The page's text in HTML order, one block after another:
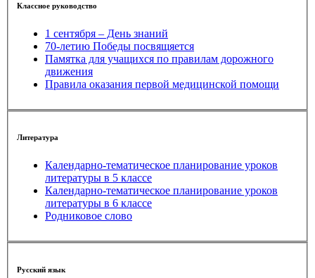
Классное руководство
1 сентября – День знаний
70-летию Победы посвящяется
Памятка для учащихся по правилам дорожного
движения
Правила оказания первой медицинской помощи
Литература
Календарно-тематическое планирование уроков
литературы в 5 классе
Календарно-тематическое планирование уроков
литературы в 6 классе
Родниковое слово
Русский язык